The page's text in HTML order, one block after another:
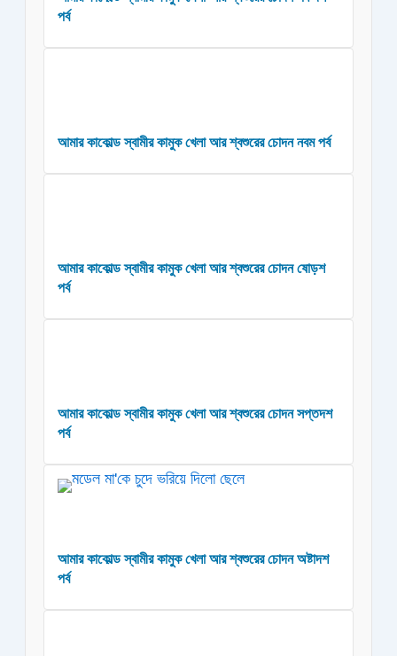
পর্ব
আমার কাকোল্ড স্বামীর কামুক খেলা আর শ্বশুরের চোদন নবম পর্ব
আমার কাকোল্ড স্বামীর কামুক খেলা আর শ্বশুরের চোদন ষোড়শ
পর্ব
আমার কাকোল্ড স্বামীর কামুক খেলা আর শ্বশুরের চোদন সপ্তদশ
পর্ব
আমার কাকোল্ড স্বামীর কামুক খেলা আর শ্বশুরের চোদন অষ্টাদশ
পর্ব